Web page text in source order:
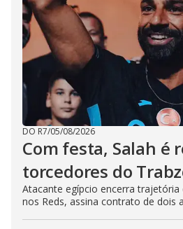
DO R7/05/08/2026
Com festa, Salah é
torcedores do
Atacante egípcio encerra
nos Reds, assina contrato de dois